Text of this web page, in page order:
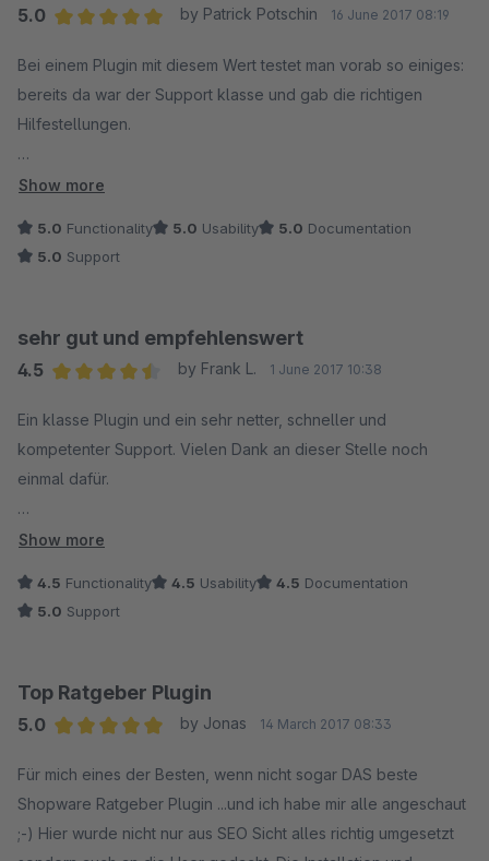
5.0
by Patrick Potschin 16 June 2017 08:19
Bei einem Plugin mit diesem Wert testet man vorab so einiges:
bereits da war der Support klasse und gab die richtigen
Hilfestellungen.
Plugin-Idee, Handling und Support sind super! Danke
Show more
5.0 Functionality 5.0 Usability 5.0 Documentation
5.0 Support
sehr gut und empfehlenswert
4.5
by Frank L. 1 June 2017 10:38
Ein klasse Plugin und ein sehr netter, schneller und
kompetenter Support. Vielen Dank an dieser Stelle noch
einmal dafür.
Wir hatten einige Punkte, die noch für unsere Belange hätten
Unterkategorien, Übersetzbarkeit, Filtermöglichkeit nach
Schlagworten etc.) und erhielten immer schnelle und
uns dann doch wegen des zu hohen Aufwands gegen das
Plugin entschieden, würden es aber im Normalfall und für den
Show more
4.5 Functionality 4.5 Usability 4.5 Documentation
5.0 Support
Top Ratgeber Plugin
5.0
by Jonas 14 March 2017 08:33
Für mich eines der Besten, wenn nicht sogar DAS beste
Shopware Ratgeber Plugin ...und ich habe mir alle angeschaut
;-) Hier wurde nicht nur aus SEO Sicht alles richtig umgesetzt